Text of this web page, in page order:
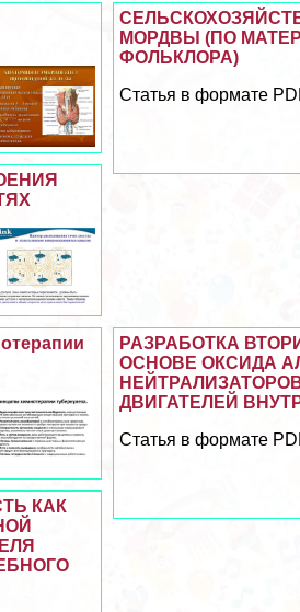
МОРДВЫ (ПО
ФОЛЬКЛОРА)
Статья в формате
РАЗРАБОТКА
ОСНОВЕ ОКСИДА
ДВИГАТЕЛЕЙ
Статья в формате
КАК